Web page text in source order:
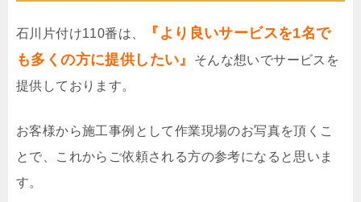
石川片付け110番は、
『より良いサービスを1名で
も多くの方に提供したい』
そんな想いでサービスを
提供しております。
お客様から施工事例として作業現場のお写真を頂くこ
とで、これからご依頼される方の参考になると思いま
す。